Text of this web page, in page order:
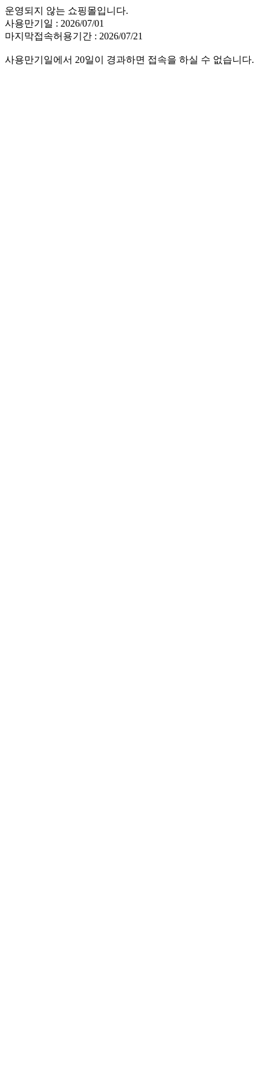
운영되지 않는 쇼핑몰입니다.
사용만기일 : 2026/07/01
마지막접속허용기간 : 2026/07/21
사용만기일에서 20일이 경과하면 접속을 하실 수 없습니다.